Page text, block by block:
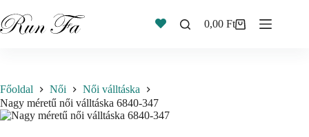
to
content
Shopping
0,00Ft
Főoldal Női
Női válltáska
Nagy méretű női válltáska 6840-347